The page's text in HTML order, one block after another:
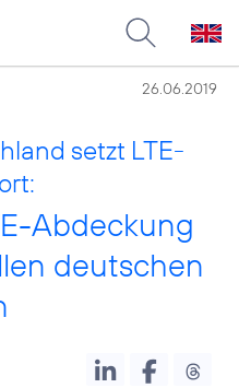
26.06.2019
setzt LTE-
Abdeckung
deutschen